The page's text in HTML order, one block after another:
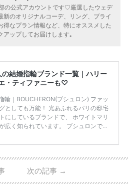
の公式アカウントです♡厳選したウェデ
新のオリジナルコーデ、リング、ブライ
得なプラン情報など、特にオススメした
アップしてお届けします｡
結婚指輪ブランド一覧｜ハリー
・ティファニーも♡
輪｜BOUCHERON(ブシュロン) ファッ
としても万能！ 光あふれるパリの邸宅
にしているブランドで、 ホワイトマリ
広く知られています。 ブシュロンで特
栗さんと山田さんが結婚指輪に選ばれ
も人気となっているのです。 その相場
円ほどとなっています。 小栗旬さん・
次の記事 →